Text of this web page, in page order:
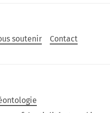
soutenir
Contact